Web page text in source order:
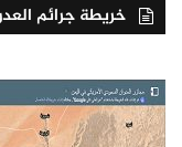
خريطة جرائم